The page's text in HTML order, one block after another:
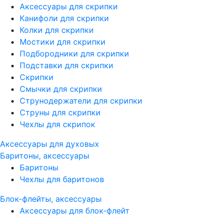
Аксессуары для скрипки
Канифоли для скрипки
Колки для скрипки
Мостики для скрипки
Подбородники для скрипки
Подставки для скрипки
Скрипки
Смычки для скрипки
Струнодержатели для скрипки
Струны для скрипки
Чехлы для скрипок
Аксессуары для духовых
Баритоны, аксессуары
Баритоны
Чехлы для баритонов
Блок-флейты, аксессуары
Аксессуары для блок-флейт